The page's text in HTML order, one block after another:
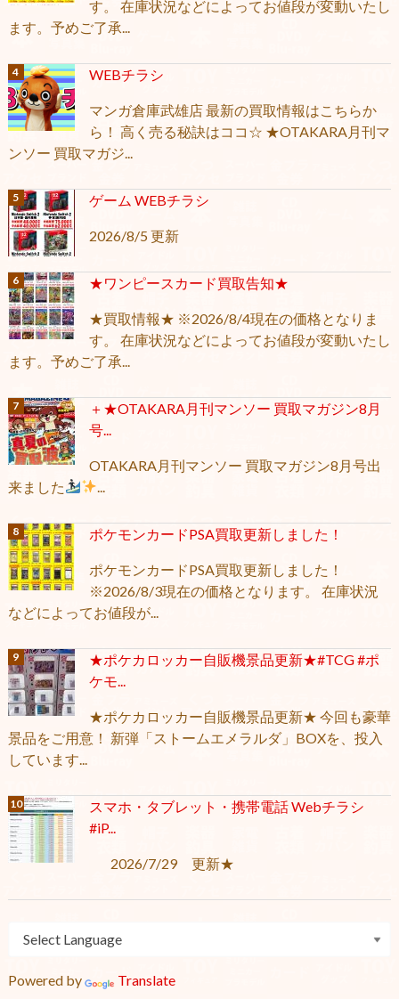
す。 在庫状況などによってお値段が変動いたし
ます。予めご了承...
WEBチラシ
マンガ倉庫武雄店 最新の買取情報はこちらか
ら！ 高く売る秘訣はココ☆ ★OTAKARA月刊マ
ンソー 買取マガジ...
ゲーム WEBチラシ
2026/8/5 更新
★ワンピースカード買取告知★
★買取情報★ ※2026/8/4現在の価格となりま
す。 在庫状況などによってお値段が変動いたし
ます。予めご了承...
＋★OTAKARA月刊マンソー 買取マガジン8月
号...
OTAKARA月刊マンソー 買取マガジン8月号出
来ました
ポケモンカードPSA買取更新しました！
ポケモンカードPSA買取更新しました！
※2026/8/3現在の価格となります。 在庫状況
などによってお値段が...
★ポケカロッカー自販機景品更新★#TCG #ポ
ケモ...
★ポケカロッカー自販機景品更新★ 今回も豪華
景品をご用意！ 新弾「ストームエメラルダ」BOXを、投入
しています...
スマホ・タブレット・携帯電話 Webチラシ
#iP...
2026/7/29 更新★
Powered by Translate